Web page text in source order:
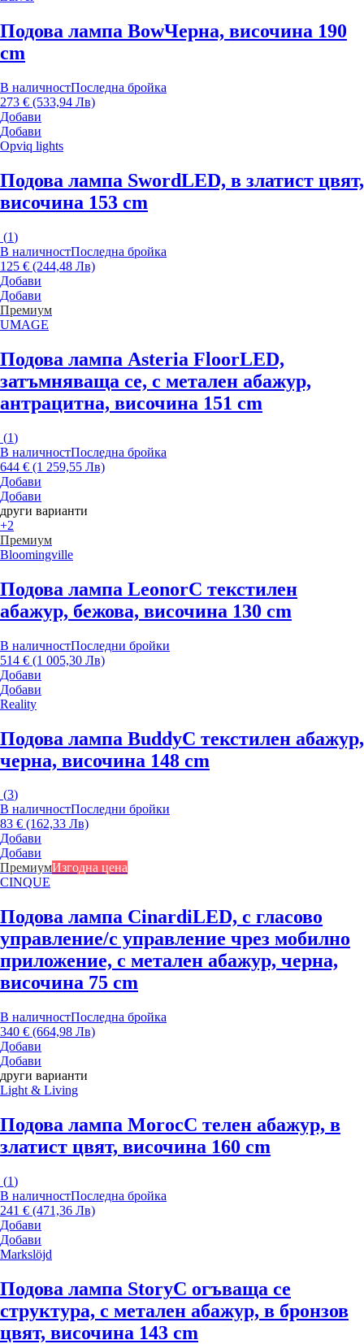
Подова лампа BowЧерна, височина 190
cm
В наличностПоследна бройка
273 € (533,94 Лв)
Добави
Добави
Opviq lights
Подова лампа SwordLED, в златист цвят,
височина 153 cm
(1)
В наличностПоследна бройка
125 € (244,48 Лв)
Добави
Добави
Премиум
UMAGE
Подова лампа Asteria FloorLED,
затъмняваща се, с метален абажур,
антрацитна, височина 151 cm
(1)
В наличностПоследна бройка
644 € (1 259,55 Лв)
Добави
Добави
други варианти
+2
Премиум
Bloomingville
Подова лампа LeonorС текстилен
абажур, бежова, височина 130 cm
В наличностПоследни бройки
514 € (1 005,30 Лв)
Добави
Добави
Reality
Подова лампа BuddyС текстилен абажур,
черна, височина 148 cm
(3)
В наличностПоследни бройки
83 € (162,33 Лв)
Добави
Добави
ПремиумИзгодна цена
CINQUE
Подова лампа CinardiLED, с гласово
управление/с управление чрез мобилно
приложение, с метален абажур, черна,
височина 75 cm
В наличностПоследна бройка
340 € (664,98 Лв)
Добави
Добави
други варианти
Light & Living
Подова лампа MorocС телен абажур, в
златист цвят, височина 160 cm
(1)
В наличностПоследна бройка
241 € (471,36 Лв)
Добави
Добави
Markslöjd
Подова лампа StoryС огъваща се
структура, с метален абажур, в бронзов
цвят, височина 143 cm